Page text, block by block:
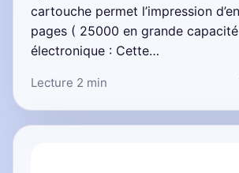
cartouche permet l’impression
pages ( 25000 en grande
électronique : Cette…
Lecture 2 min